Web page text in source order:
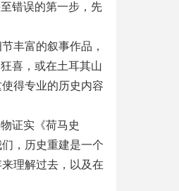
错误的第一步，先
丰富的叙事作品，
喜，或在土耳其山
得专业的历史内容
证实《荷马史
，历史重建是一个
理解过去，以及在